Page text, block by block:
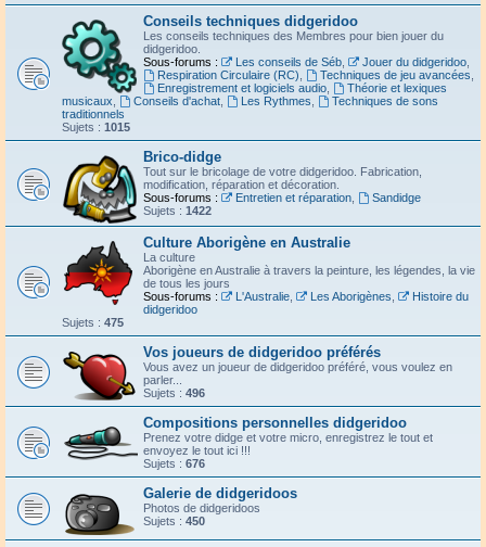
Conseils techniques didgeridoo
Les conseils techniques des Membres pour bien jouer du
didgeridoo.
Sous-forums :
Les conseils de Séb, Jouer du didgeridoo,
Respiration Circulaire (RC)
Techniques de jeu avancées
Enregistrement et logiciels audio,
Théorie et lexiques
musicaux
Conseils d'achat, Les Rythmes
Techniques de sons
traditionnels
Sujets : 1015
Brico-didge
Tout sur le bricolage de votre didgeridoo. Fabrication,
modification, réparation et décoration.
Sous-forums :
Entretien et réparation,
Sandidge
Sujets : 1422
Culture Aborigène en Australie
La culture
Aborigène en Australie à travers la peinture, les légendes, la vie
de tous les jours
Sous-forums :
L'Australie, Les Aborigènes
Histoire du
didgeridoo
Sujets : 475
Vos joueurs de didgeridoo préférés
Vous avez un joueur de didgeridoo préféré, vous voulez en
parler...
Sujets : 496
Compositions personnelles didgeridoo
Prenez votre didge et votre micro, enregistrez le tout et
envoyez le tout ici !!!
Sujets : 676
Galerie de didgeridoos
Photos de didgeridoos
Sujets : 450